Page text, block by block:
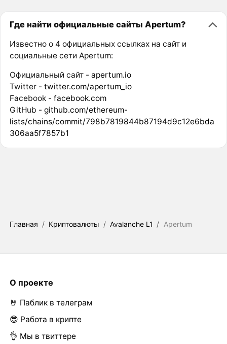
Где найти официальные сайты Apertum?
Известно о 4 официальных ссылках на сайт и
социальные сети Apertum:
Официальный сайт - apertum.io
Twitter - twitter.com/apertum_io
Facebook - facebook.com
GitHub - github.com/ethereum-
lists/chains/commit/798b7819844b87194d9c12e6bda
306aa5f7857b1
Главная / Криптовалюты / Avalanche L1 / Apertum
О проекте
🤘 Паблик в телеграм
😎 Работа в крипте
👌 Мы в твиттере